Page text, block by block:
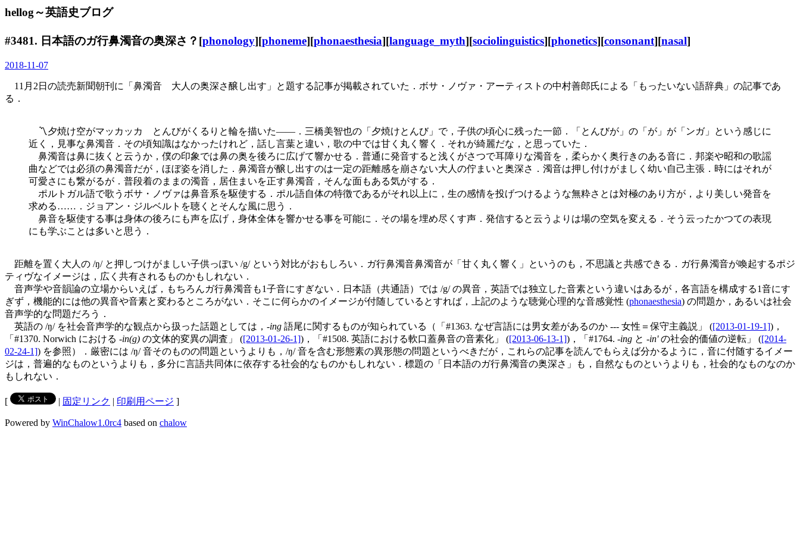
hellog～英語史ブログ
#3481. 日本語のガ行鼻濁音の奥深さ？[phonology][phoneme][phonaesthesia][language_myth][sociolinguistics][phonetics][consonant][nasal]
2018-11-07
11月2日の読売新聞朝刊に「鼻濁音 大人の奥深さ醸し出す」と題する記事が掲載されていた．ボサ・ノヴァ・アーティストの中村善郎氏による「もったいない語辞典」の記事であ
る．
〽夕焼け空がマッカッカ とんびがくるりと輪を描いた――．三橋美智也の「夕焼けとんび」で，子供の頃心に残った一節．「とんびが」の「が」が「ンガ」という感じに
近く，見事な鼻濁音．その頃知識はなかったけれど，話し言葉と違い，歌の中では甘く丸く響く．それが綺麗だな，と思っていた．
鼻濁音は鼻に抜くと云うか，僕の印象では鼻の奥を後ろに広げて響かせる．普通に発音すると浅くがさつで耳障りな濁音を，柔らかく奥行きのある音に．邦楽や昭和の歌謡
曲などでは必須の鼻濁音だが，ほぼ姿を消した．鼻濁音が醸し出すのは一定の距離感を崩さない大人の佇まいと奥深さ．濁音は押し付けがましく幼い自己主張．時にはそれが
可愛さにも繋がるが．普段着のままの濁音，居住まいを正す鼻濁音，そんな面もある気がする．
ポルトガル語で歌うボサ・ノヴァは鼻音系を駆使する．ポル語自体の特徴であるがそれ以上に，生の感情を投げつけるような無粋さとは対極のあり方が，より美しい発音を
求める……．ジョアン・ジルベルトを聴くとそんな風に思う．
鼻音を駆使する事は身体の後ろにも声を広げ，身体全体を響かせる事を可能に．その場を埋め尽くす声．発信すると云うよりは場の空気を変える．そう云ったかつての表現
にも学ぶことは多いと思う．
距離を置く大人の /ŋ/ と押しつけがましい子供っぽい /g/ という対比がおもしろい．ガ行鼻濁音鼻濁音が「甘く丸く響く」というのも，不思議と共感できる．ガ行鼻濁音が喚起するポジ
ティヴなイメージは，広く共有されるものかもしれない．
音声学や音韻論の立場からいえば，もちろんガ行鼻濁音も1子音にすぎない．日本語（共通語）では /g/ の異音，英語では独立した音素という違いはあるが，各言語を構成する1音にす
ぎず，機能的には他の異音や音素と変わるところがない．そこに何らかのイメージが付随しているとすれば，上記のような聴覚心理的な音感覚性 (phonaesthesia) の問題か，あるいは社会
音声学的な問題だろう．
英語の /ŋ/ を社会音声学的な観点から扱った話題としては，-ing 語尾に関するものが知られている（「#1363. なぜ言語には男女差があるのか --- 女性＝保守主義説」 ([2013-01-19-1])，
「#1370. Norwich における -in(g) の文体的変異の調査」 ([2013-01-26-1])，「#1508. 英語における軟口蓋鼻音の音素化」 ([2013-06-13-1])，「#1764. -ing と -in'の社会的価値の逆転」 ([2014-
02-24-1]) を参照）．厳密には /ŋ/ 音そのものの問題というよりも，/ŋ/ 音を含む形態素の異形態の問題というべきだが，これらの記事を読んでもらえば分かるように，音に付随するイメー
ジは，普遍的なものというよりも，多分に言語共同体に依存する社会的なものかもしれない．標題の「日本語のガ行鼻濁音の奥深さ」も，自然なものというよりも，社会的なものなのか
もしれない．
[ | 固定リンク | 印刷用ページ ]
Powered by WinChalow1.0rc4 based on chalow